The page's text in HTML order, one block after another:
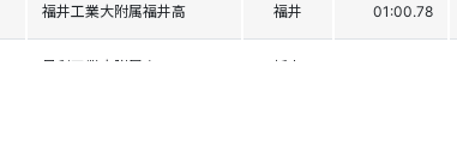
福井工業大附属福井高 福井 01:00.78
足利工業大附属高 栃木